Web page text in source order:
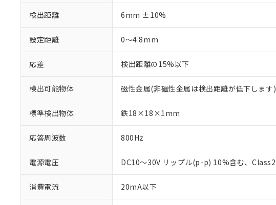
検出距離 6mm ±10%
設定距離 0～4.8mm
応差 検出距離の15%以下
検出可能物体 磁性金属(非磁性金属は検出距離が低下します)
標準検出物体 鉄18×18×1mm
応答周波数 800Hz
電源電圧 DC10～30V リップル(p-p) 10%含む、Class2
消費電流 20mA以下